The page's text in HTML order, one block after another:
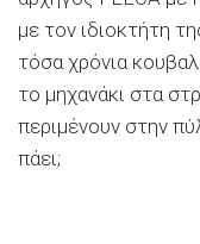
με τον ιδιοκτήτη
τόσα χρόνια
το μηχανάκι στα
περιμένουν στην
πάει;